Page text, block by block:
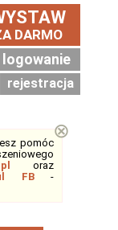
DARMO
logowanie
rejestracja
pomóc
oraz
FB-
⊗